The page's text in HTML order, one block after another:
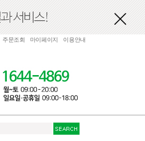
주문조회 마이페이지 이용안내